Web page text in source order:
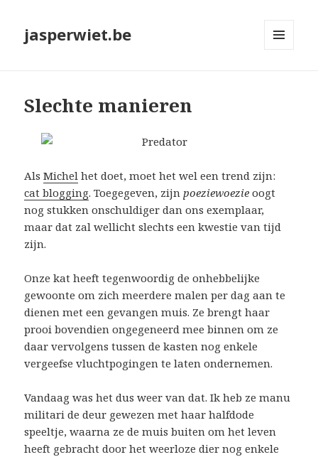
jasperwiet.be
Slechte manieren
AlsMichel het doet, moet het wel een trend zijn:
cat blogging. Toegegeven, zijnpoeziewoezie oogt
nog stukken onschuldiger dan ons exemplaar,
maar dat zal wellicht slechts een kwestie van tijd
zijn.
Onze kat heeft tegenwoordig de onhebbelijke
gewoonte om zich meerdere malen per dag aan te
dienen met een gevangen muis. Ze brengt haar
prooi bovendien ongegeneerd mee binnen om ze
daar vervolgens tussen de kasten nog enkele
vergeefse vluchtpogingen te laten ondernemen.
Vandaag was het dus weer van dat. Ik heb ze manu
militari de deur gewezen met haar halfdode
speeltje, waarna ze de muis buiten om het leven
heeft gebracht door het weerloze dier nog enkele